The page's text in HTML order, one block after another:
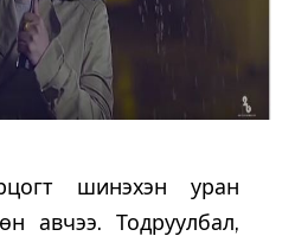
шинэхэн уран
авчээ. Тодруулбал,